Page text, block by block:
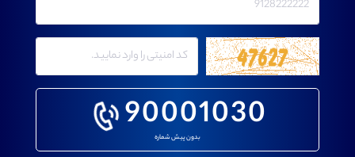
90001030
بدون پیش شماره